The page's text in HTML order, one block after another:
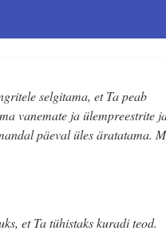
selgitama, et Ta peab
vanemate ja ülempreestrite
päeval üles äratatama.
et Ta tühistaks kuradi teod.